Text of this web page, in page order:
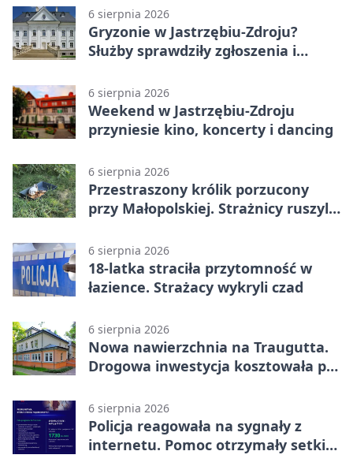
6 sierpnia 2026
Gryzonie w Jastrzębiu-Zdroju?
Służby sprawdziły zgłoszenia i
6 sierpnia 2026
Weekend w Jastrzębiu-Zdroju
przyniesie kino, koncerty i dancing
6 sierpnia 2026
Przestraszony królik porzucony
przy Małopolskiej. Strażnicy ruszyli
6 sierpnia 2026
18-latka straciła przytomność w
łazience. Strażacy wykryli czad
6 sierpnia 2026
Nowa nawierzchnia na Traugutta.
Drogowa inwestycja kosztowała pół
6 sierpnia 2026
Policja reagowała na sygnały z
internetu. Pomoc otrzymały setki